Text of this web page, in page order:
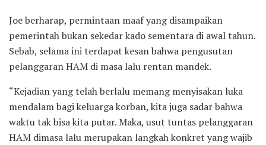
Joe berharap, permintaan maaf yang disampaikan
pemerintah bukan sekedar kado sementara di awal tahun.
Sebab, selama ini terdapat kesan bahwa pengusutan
pelanggaran HAM di masa lalu rentan mandek.
“Kejadian yang telah berlalu memang menyisakan luka
mendalam bagi keluarga korban, kita juga sadar bahwa
waktu tak bisa kita putar. Maka, usut tuntas pelanggaran
HAM dimasa lalu merupakan langkah konkret yang wajib